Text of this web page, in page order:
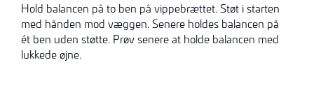
Hold balancen på to ben på vippebrættet. Støt i starten
med hånden mod væggen. Senere holdes balancen på
ét ben uden støtte. Prøv senere at holde balancen med
lukkede øjne.